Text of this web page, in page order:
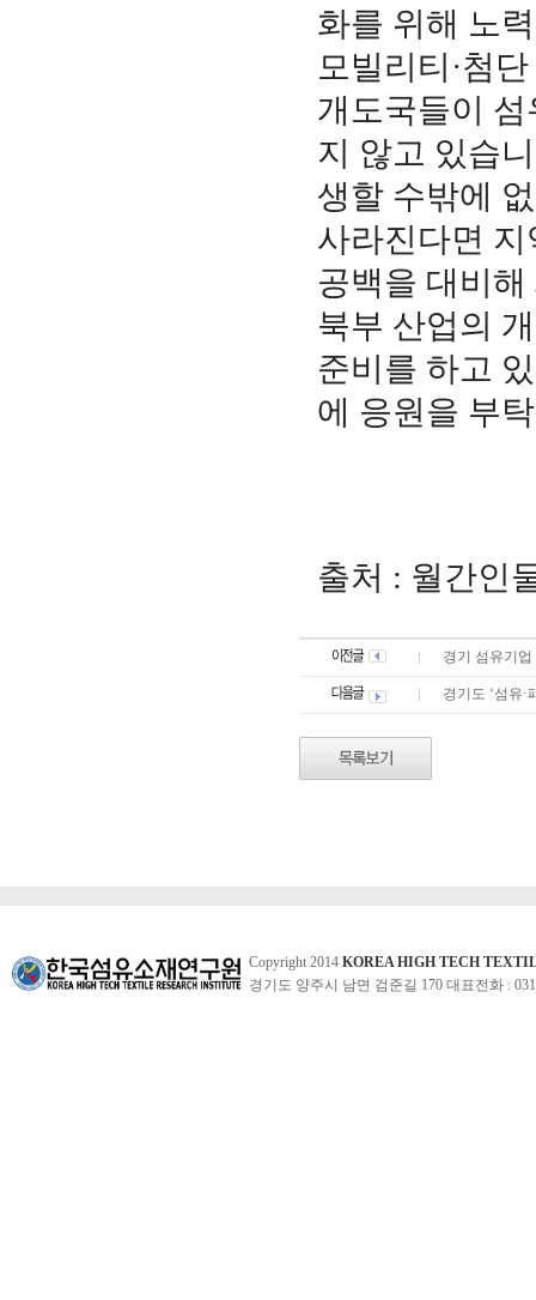
화를 위해 노
모빌리티·첨
개도국들이
지 않고 있습
생할 수밖에
사라진다면
공백을 대비
북부 산업의
준비를 하고
에 응원을 부
출처 : 월간인
경기 섬유기
경기도 ‘섬유
Copyright 2014 KOREA HIGH TECH
경기도 양주시 남면 검준길 170 대표전화 :